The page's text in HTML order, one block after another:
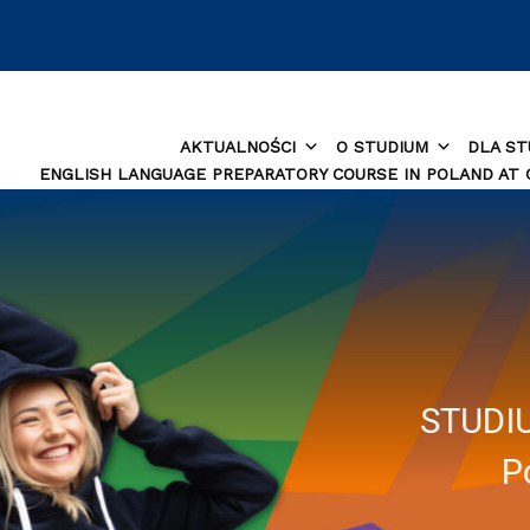
AKTUALNOŚCI O STUDIUM DLA
ENGLISH LANGUAGE PREPARATORY COURSE IN POLAND